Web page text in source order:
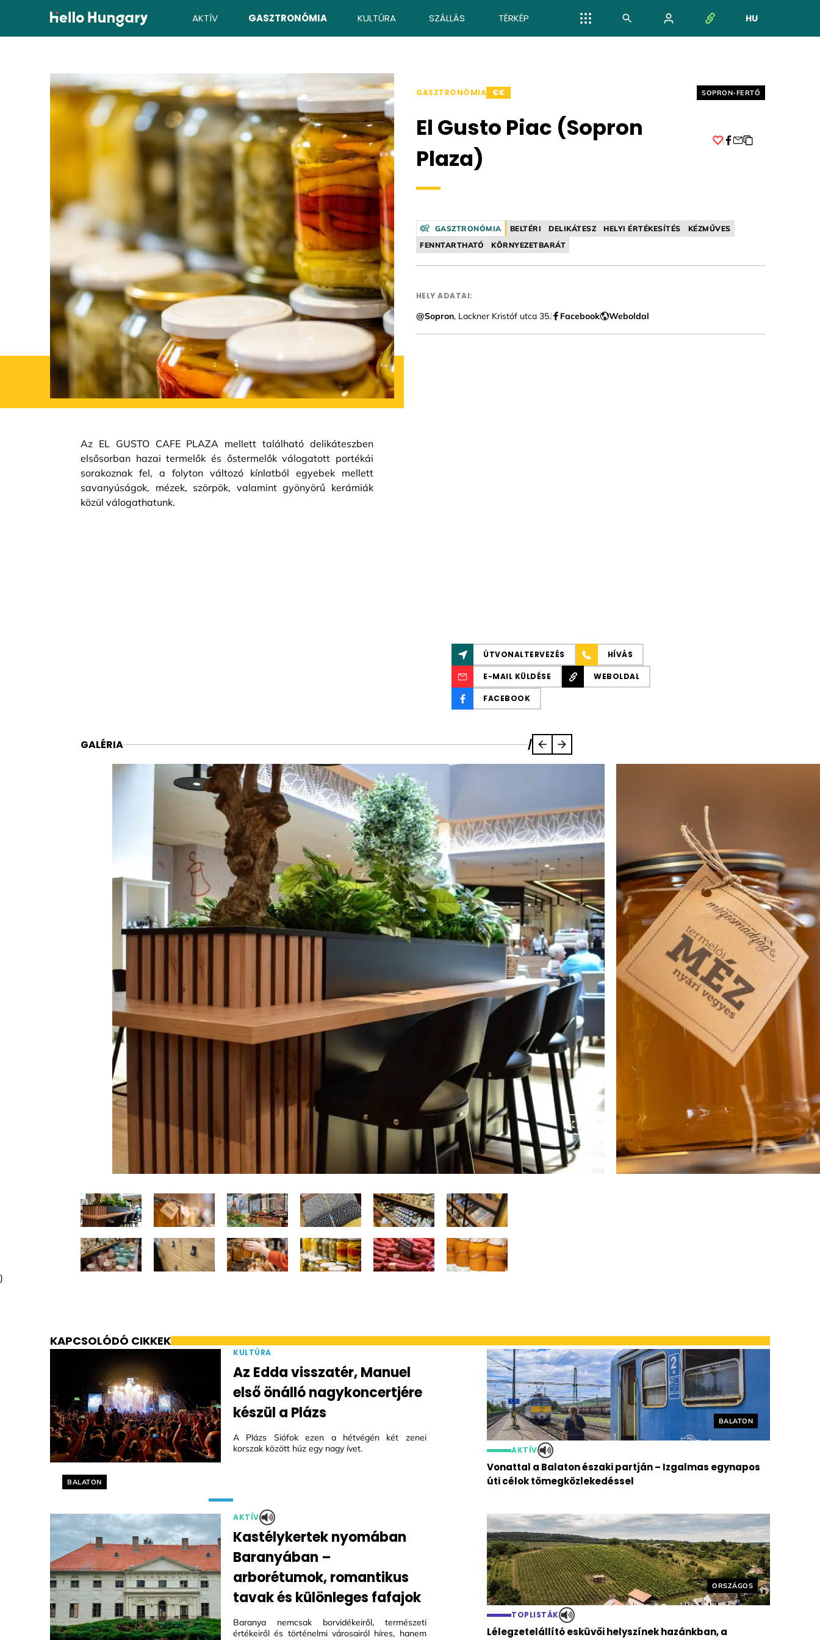
Ugrás a tartalomhoz AKTÍV GASZTRONÓMIA KULTÚRA SZÁLLÁS TÉRKÉP HU
NYELV
GASZTRONÓMIA €€ Helyszín címkék:
SOPRON-FERTŐ
El Gusto Piac (Sopron
Plaza)
GASZTRONÓMIA BELTÉRI DELIKÁTESZ HELYI ÉRTÉKESÍTÉS
KÉZMŰVES
FENNTARTHATÓ
KÖRNYEZETBARÁT
HELY ADATAI:
@Sopron, Lackner Kristóf utca 35. Facebook Weboldal
Az EL GUSTO CAFE PLAZA mellett található delikáteszben
elsősorban hazai termelők és őstermelők válogatott portékái
sorakoznak fel, a folyton változó kínlatból egyebek mellett
savanyúságok, mézek, szörpök, valamint gyönyörű kerámiák
közül válogathatunk.
ÚTVONALTERVEZÉS HÍVÁS
E-MAIL KÜLDÉSE WEBOLDAL
FACEBOOK
GALÉRIA /
)
KAPCSOLÓDÓ CIKKEK
Helyszín címkék:
BALATON
KULTÚRA
Az Edda visszatér, Manuel
első önálló nagykoncertjére
készül a Plázs
A Plázs Siófok ezen a hétvégén két zenei
korszak között húz egy nagy ívet.
Helyszín címkék:
BALATON
AKTÍV
Vonattal a Balaton északi partján – Izgalmas egynapos
úti célok tömegközlekedéssel
AKTÍV
Kastélykertek nyomában
Baranyában –
arborétumok, romantikus
tavak és különleges fafajok
Baranya nemcsak borvidékeiről, természeti
értékeiről és történelmi városairól híres, hanem
Helyszín címkék:
ORSZÁGOS
TOPLISTÁK
Lélegzetelállító esküvői helyszínek hazánkban, a